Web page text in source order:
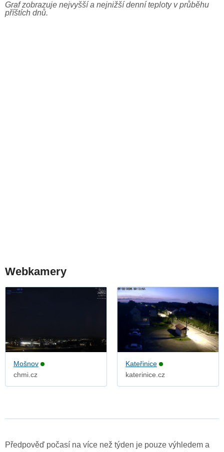
Graf zobrazuje nejvyšší a nejnižší denní teploty v průběhu
příštích dnů.
Webkamery
Mošnov
chmi.cz
Kateřinice
katerinice.cz
Předpověď počasí na více než týden je pouze výhledem a